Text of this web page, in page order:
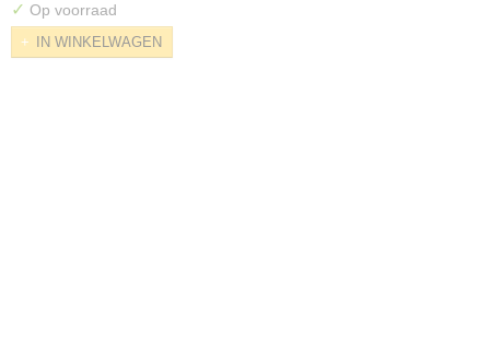
✓ Op voorraad
IN WINKELWAGEN